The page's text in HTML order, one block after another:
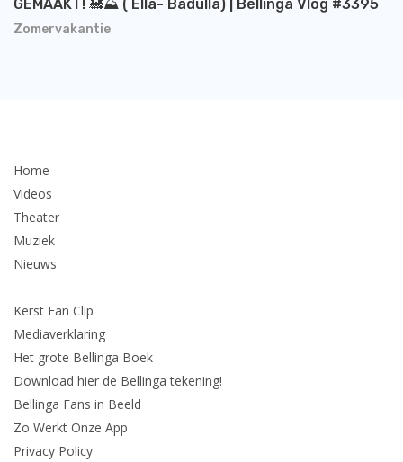
Zomervakantie
GEMAAKT! 🚂⛰️ ( Ella- Badulla) | Bellinga Vlog #3395
Home
Videos
Theater
Muziek
Nieuws
Kerst Fan Clip
Mediaverklaring
Het grote Bellinga Boek
Download hier de Bellinga tekening!
Bellinga Fans in Beeld
Zo Werkt Onze App
Privacy Policy